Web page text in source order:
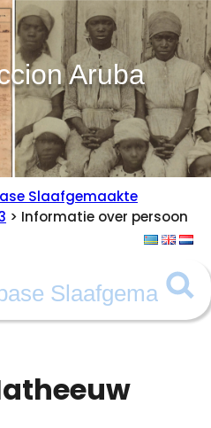
Aruba
Slaafgemaakte
> Informatie over persoon